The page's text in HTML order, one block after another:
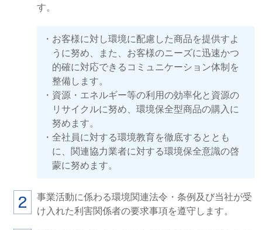
す。
お客様に対し環境に配慮した商品を提供すよ
うに努め、また、お客様のニーズに迅速かつ
的確に対応できるコミュニケーション体制を
整備します。
資源・エネルギー等の利用の効率化と資源の
リサイクルに努め、環境保全型商品の購入に
努めます。
全社員に対する環境教育を徹底するととも
に、関連協力業者に対する環境保全意識の啓
蒙に努めます。
事業活動に係わる環境関連法令・条例及び当社が受
け入れた利害関係者の要求事項を遵守します。